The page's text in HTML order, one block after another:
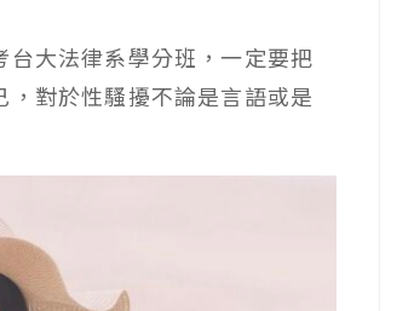
大法律系學分班，一定要把
對於性騷擾不論是言語或是